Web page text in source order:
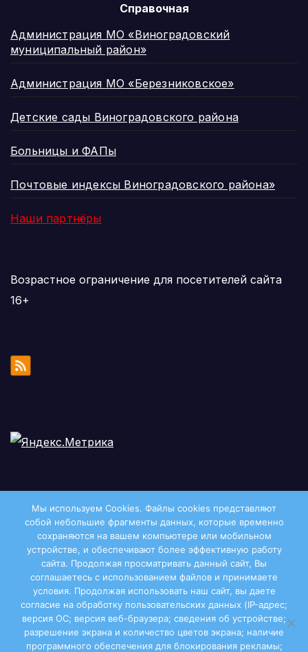
Справочная
Администрация МО «Виноградовский
муниципальный район»
Администрация МО «Березниковское»
Детские сады Виноградовского района
Больницы и ФАПы
Почтовые индексы Виноградовского района»
Наши партнёры
Возрастное ограничение для посетителей сайта
16+
Двиноважье
Мы используем Cookies. Файлы сookies представляют
собой небольшие фрагменты данных, которые временно
сохраняются на вашем компьютере или мобильном
устройстве, и обеспечивают более эффективную работу
сайта. Продолжая просматривать данный сайт, Вы
соглашаетесь с использованием файлов и принимаете
условия. Продолжая использовать наш сайт, вы даете
согласие на обработку пользовательских данных (IP-адрес;
версия ОС; версия веб-браузера; сведения об устройстве;
разрешение экрана и количество цветов экрана; наличие
программного обеспечения для блокирования рекламы;